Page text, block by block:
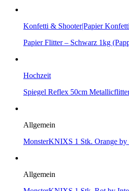
Konfetti & Shooter|Papier Konfetti
Papier Flitter – Schwarz 1kg
Hochzeit
Spiegel Reflex 50cm
Allgemein
MonsterKNIXS 1 Stk. Orange by
Allgemein